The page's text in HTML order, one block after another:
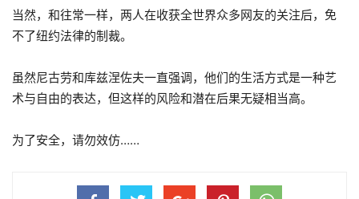
当然，和往常一样，两人在收获全世界众多网友的关注后，免
不了纽约法律的制裁。
虽然尼古劳和库兹涅佐夫一直强调，他们的生活方式是一种艺
术与自由的表达，但这样的风险和潜在后果无疑相当高。
为了安全，请勿效仿……